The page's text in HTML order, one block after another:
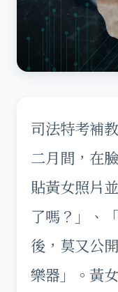
司法特考補
二月間，在
貼黃女照片
了嗎？」、
後，莫又公
樂器」。黃